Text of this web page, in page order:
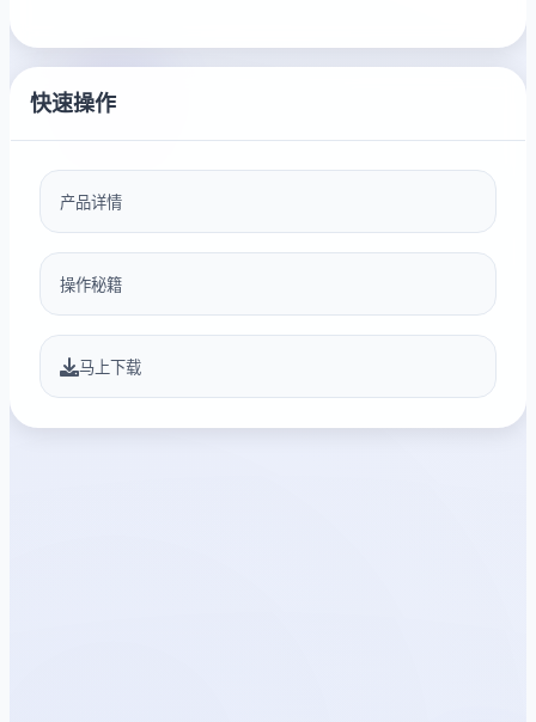
快速操作
产品详情
操作秘籍
马上下载